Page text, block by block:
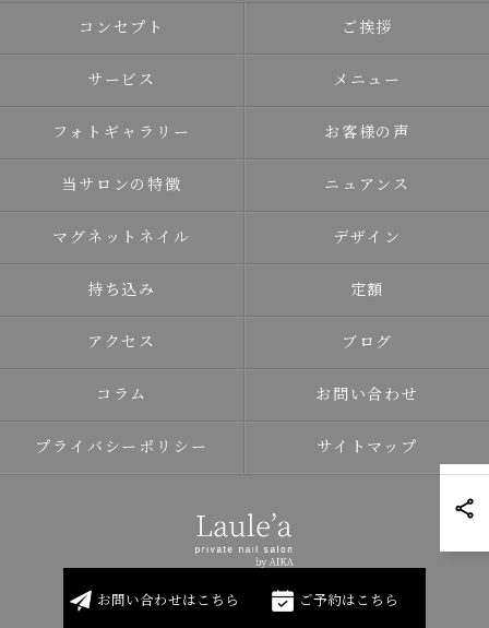
お問い合わせはこちら ご予約はこちら
コンセプト ご挨拶
サービス メニュー
フォトギャラリー お客様の声
当サロンの特徴 ニュアンス
マグネットネイル デザイン
持ち込み 定額
アクセス ブログ
コラム お問い合わせ
プライバシーポリシー サイトマップ
© 2026 北海道岩見沢のネイルならLaule'a ALL RIGHTS RESERVED.